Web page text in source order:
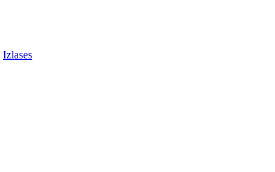
Izlases